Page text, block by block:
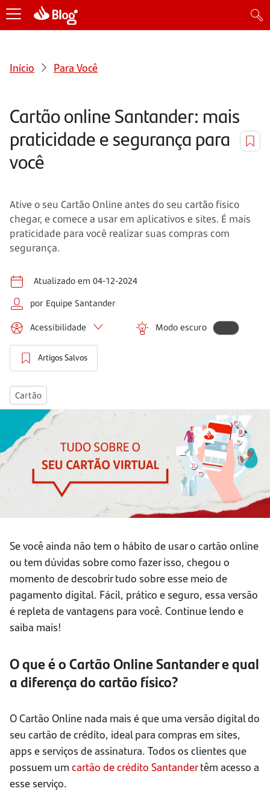
Início Para Você
Cartão online Santander: mais
praticidade e segurança para
você
Ative o seu Cartão Online antes do seu cartão físico
chegar, e comece a usar em aplicativos e sites. É mais
praticidade para você realizar suas compras com
segurança.
Atualizado em 04-12-2024
por Equipe Santander
Acessibilidade Modo escuro
Artigos Salvos
Cartão
Se você ainda não tem o hábito de usar o cartão online
ou tem dúvidas sobre como fazer isso, chegou o
momento de descobrir tudo sobre esse meio de
pagamento digital. Fácil, prático e seguro, essa versão
é repleta de vantagens para você. Continue lendo e
saiba mais!
O que é o Cartão Online Santander e qual
a diferença do cartão físico?
O Cartão Online nada mais é que uma versão digital do
seu cartão de crédito, ideal para compras em sites,
apps e serviços de assinatura. Todos os clientes que
possuem um cartão de crédito Santandertêm acesso a
esse serviço.